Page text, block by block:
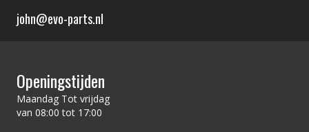
john@evo-parts.nl
Openingstijden
Maandag Tot vrijdag
van 08:00 tot 17:00